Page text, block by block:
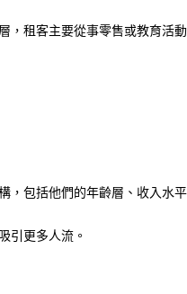
租客主要從事零售或教育活
包括他們的年齡層、收入水
引更多人流。